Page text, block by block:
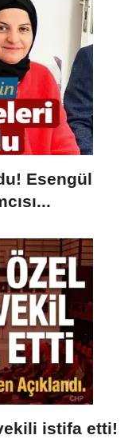
Esengül
istifa etti!